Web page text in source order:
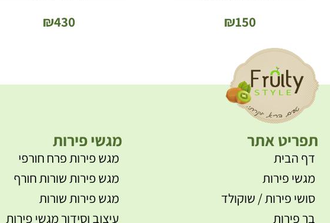
₪150
₪430
תפריט אתר
דף הבית
מגשי פירות
סושי פירות / שוקולד
בר פירות
מגשי פירות
מגש פירות פרח חורפי
מגש פירות שורות חורף
מגש פירות שורות
עיצוב וסידור מגשי פירות